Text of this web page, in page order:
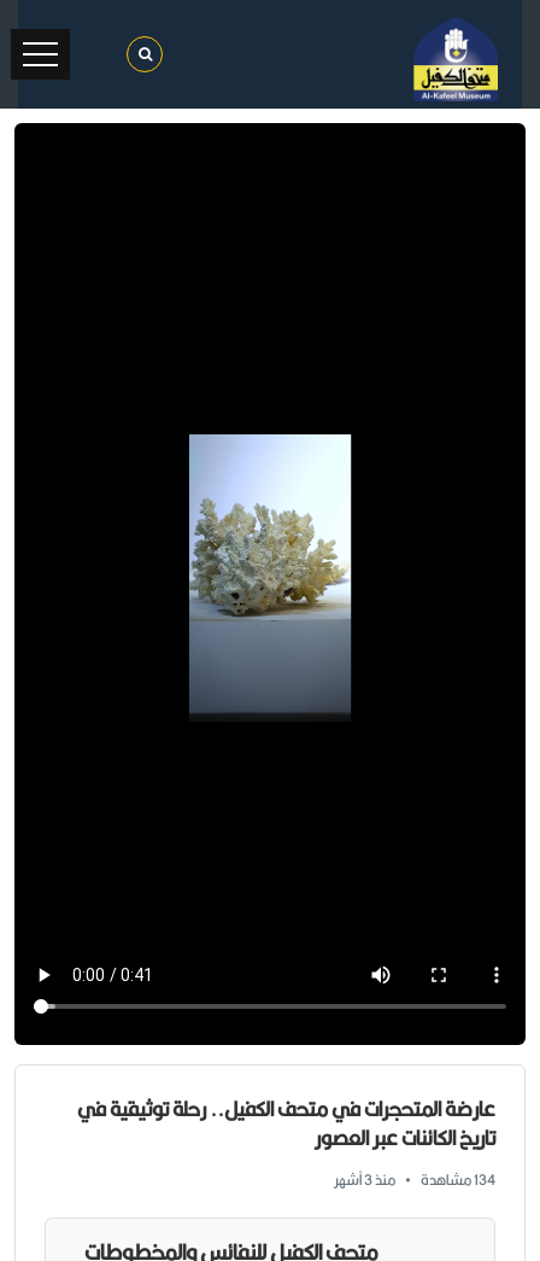
عارضة المتحجرات في متحف الكفيل.. رحلة توثيقية في
تاريخ الكائنات عبر العصور
134 مشاهدة • منذ 3 أشهر
متحف الكفيل للنفائس والمخطوطات